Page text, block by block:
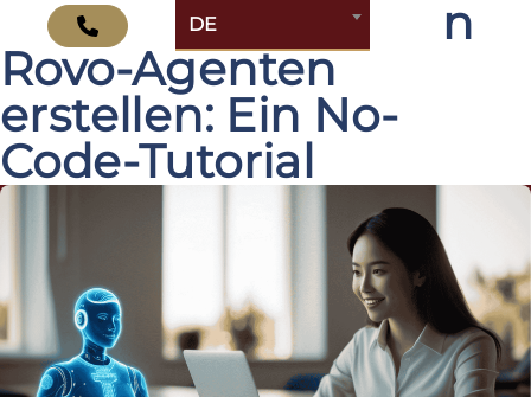
DE
Wie Sie Ihren ersten
Rovo-Agenten
erstellen: Ein No-
Code-Tutorial